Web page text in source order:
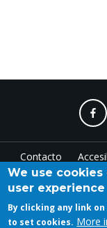
Contacto
We use
user experience
By clicking any link
to set cookies. More